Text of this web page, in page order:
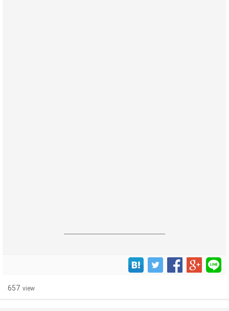
------------------------------------------------------------------
657 view